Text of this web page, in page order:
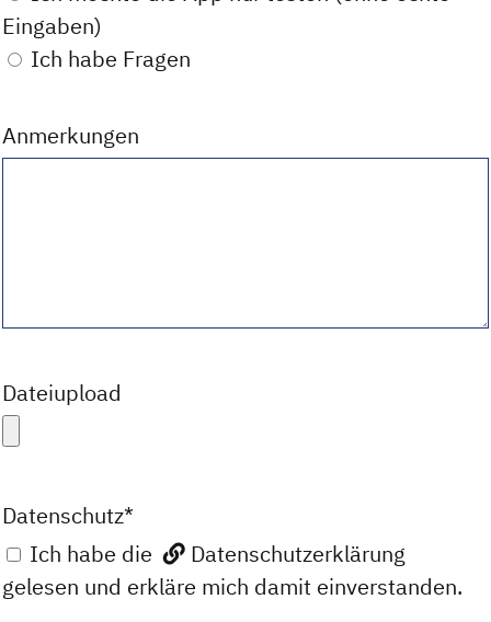
Eingaben)
Ich habe Fragen
Anmerkungen
Dateiupload
Datenschutz*
Ich habe die
Datenschutzerklärung
gelesen und erkläre mich damit einverstanden.